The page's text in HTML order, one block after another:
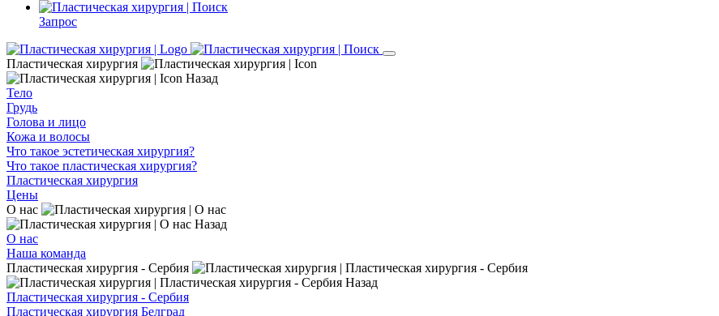
Запрос
Пластическая хирургия
Назад
Тело
Грудь
Голова и лицо
Кожа и волосы
Что такое эстетическая хирургия?
Что такое пластическая хирургия?
Пластическая хирургия
Цены
О нас
Назад
О нас
Наша команда
Пластическая хирургия - Сербия
Назад
Пластическая хирургия - Сербия
Пластическая хирургия Белград